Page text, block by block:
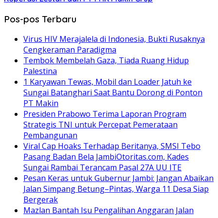
Pos-pos Terbaru
Virus HIV Merajalela di Indonesia, Bukti Rusaknya
Cengkeraman Paradigma
Tembok Membelah Gaza, Tiada Ruang Hidup
Palestina
1 Karyawan Tewas, Mobil dan Loader Jatuh ke
Sungai Batanghari Saat Bantu Dorong di Ponton
PT Makin
Presiden Prabowo Terima Laporan Program
Strategis TNI untuk Percepat Pemerataan
Pembangunan
Viral Cap Hoaks Terhadap Beritanya, SMSI Tebo
Pasang Badan Bela JambiOtoritas.com, Kades
Sungai Rambai Terancam Pasal 27A UU ITE
Pesan Keras untuk Gubernur Jambi: Jangan Abaikan
Jalan Simpang Betung–Pintas, Warga 11 Desa Siap
Bergerak
Mazlan Bantah Isu Pengalihan Anggaran Jalan